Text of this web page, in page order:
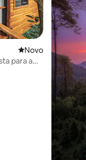
Novo lugar para
Novo
para a